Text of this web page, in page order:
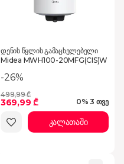
დენის წყლის გამაცხელებელი
Midea MWH100-20MFG(CIS)W
-26%
499,99 ₾
369,99 ₾ 0% 3 თვე
კალათაში